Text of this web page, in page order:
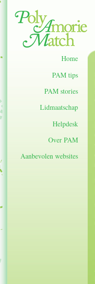
Home
PAM tips
PAM stories
Lidmaatschap
Helpdesk
Over PAM
Aanbevolen websites